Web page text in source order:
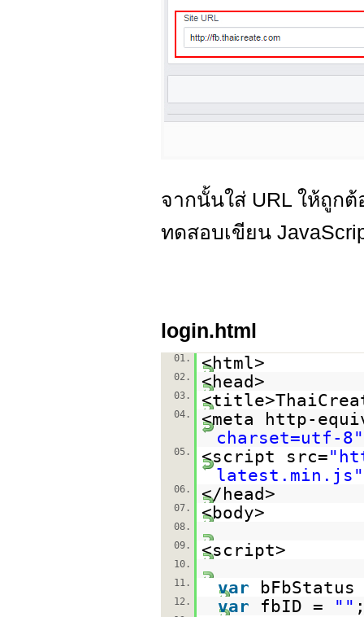
จากนั้นใส่ URL ให้ถูก
ทดสอบเขียน
login.html
01. <html>
02. <head>
03.
04.
<meta http-
charset=utf-8"
05. <script src="
latest.min.js "
06. </head>
07. <body>
08.
09.
<script>
10.
11.
var
12. var fbID = ""